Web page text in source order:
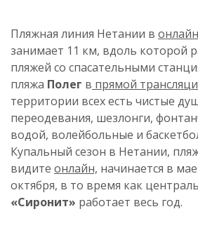
Пляжная линия Нетании в
занимает 11 км, вдоль которой
пляжей со спасательными
пляжа Полег в прямой
территории всех есть чистые
переодевания, шезлонги,
водой, волейбольные и
Купальный сезон в Нетании,
видите онлайн, начинается в
октября, в то время как
«Сиронит» работает весь год.